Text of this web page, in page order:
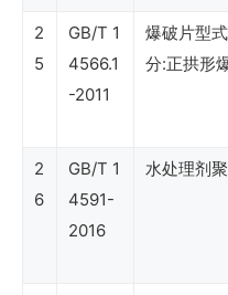
设）
2
5
GB/T 1
4566.1
-2011
爆破片型
分:正拱形
2
6
GB/T 1
4591-
2016
水处理剂